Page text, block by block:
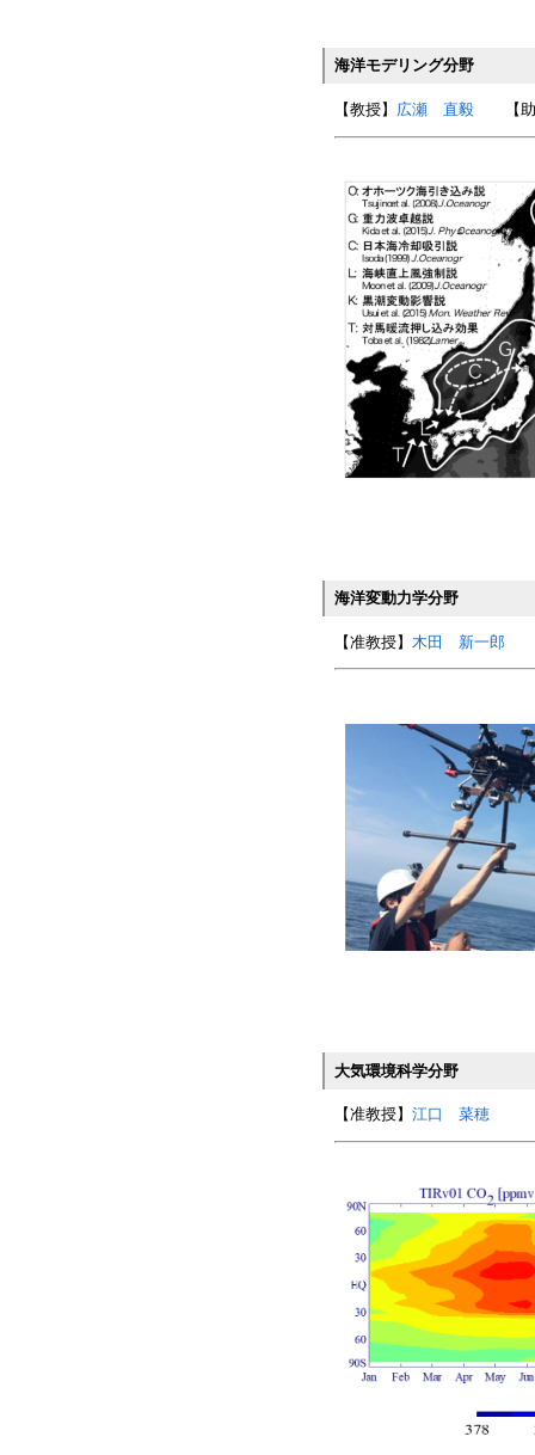
海洋モデリング分野
【教授】 広瀬 直毅 【助
海洋変動力学分野
【准教授】 木田 新一郎
大気環境科学分野
【准教授】 江口 菜穂